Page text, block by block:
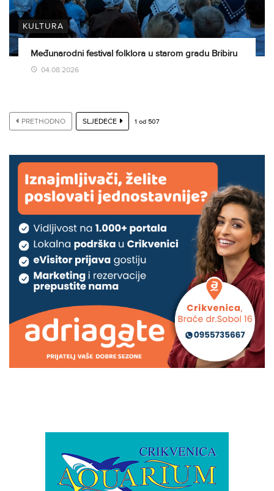
KULTURA
Međunarodni festival folklora u starom gradu Bribiru
04.08.2026
PRETHODNO SLJEDEĆE 1 od 507